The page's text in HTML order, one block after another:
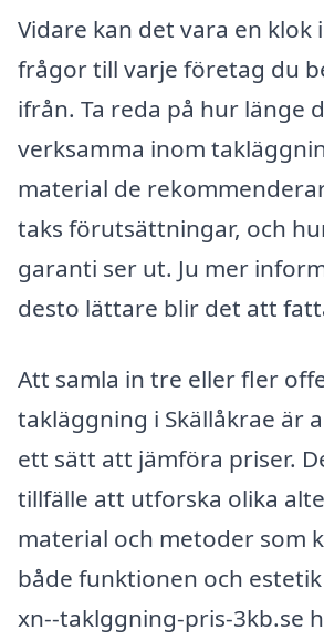
Vidare kan det vara en klok
frågor till varje företag du
ifrån. Ta reda på hur länge
verksamma inom
material de
taks förutsättningar, och
garanti ser ut. Ju mer
desto lättare blir det att
Att samla in tre eller fler
takläggning i Skällåkrae är
ett sätt att jämföra priser.
tillfälle att utforska olika
material och metoder som
både funktionen och
xn--taklggning-pris-3kb.se